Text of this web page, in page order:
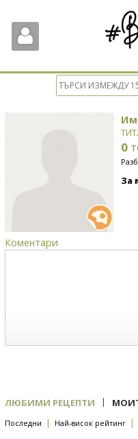
0
За
Коментари
ЛЮБИМИ РЕЦЕПТИ |
Последни | Най-висок рейтинг |